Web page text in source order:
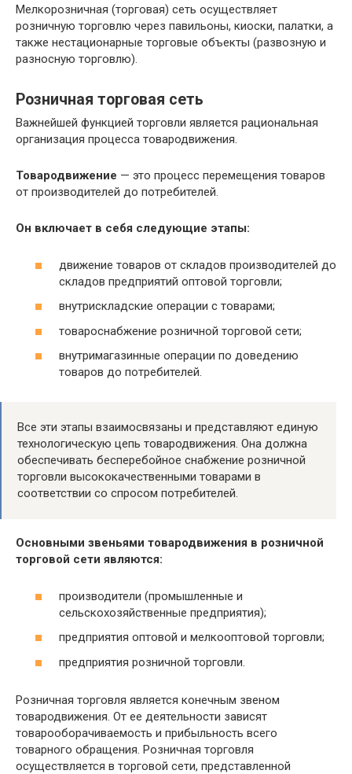
Мелкорозничная (торговая) сеть осуществляет
розничную торговлю через павильоны, киоски, палатки, а
также нестационарные торговые объекты (развозную и
разносную торговлю).
Розничная торговая сеть
Важнейшей функцией торговли является рациональная
организация процесса товародвижения.
Товародвижение — это процесс перемещения товаров
от производителей до потребителей.
Он включает в себя следующие этапы:
движение товаров от складов производителей до
складов предприятий оптовой торговли;
внутрискладские операции с товарами;
товароснабжение розничной торговой сети;
внутримагазинные операции по доведению
товаров до потребителей.
Все эти этапы взаимосвязаны и представляют единую
технологическую цепь товародвижения. Она должна
обеспечивать бесперебойное снабжение розничной
торговли высококачественными товарами в
соответствии со спросом потребителей.
Основными звеньями товародвижения в розничной
торговой сети являются:
производители (промышленные и
сельскохозяйственные предприятия);
предприятия оптовой и мелкооптовой торговли;
предприятия розничной торговли.
Розничная торговля является конечным звеном
товародвижения. От ее деятельности зависят
товарооборачиваемость и прибыльность всего
товарного обращения. Розничная торговля
осуществляется в торговой сети, представленной